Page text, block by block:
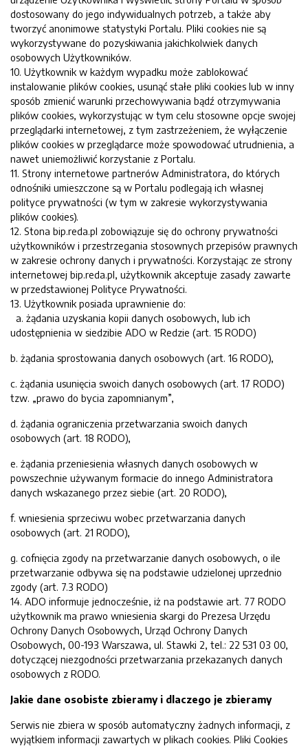
dostosowany do jego indywidualnych potrzeb, a także aby
tworzyć anonimowe statystyki Portalu. Pliki cookies nie są
wykorzystywane do pozyskiwania jakichkolwiek danych
osobowych Użytkowników.
10. Użytkownik w każdym wypadku może zablokować
instalowanie plików cookies, usunąć stałe pliki cookies lub w inny
sposób zmienić warunki przechowywania bądź otrzymywania
plików cookies, wykorzystując w tym celu stosowne opcje swojej
przeglądarki internetowej, z tym zastrzeżeniem, że wyłączenie
plików cookies w przeglądarce może spowodować utrudnienia, a
nawet uniemożliwić korzystanie z Portalu.
11. Strony internetowe partnerów Administratora, do których
odnośniki umieszczone są w Portalu podlegają ich własnej
polityce prywatności (w tym w zakresie wykorzystywania
plików cookies).
12. Stona bip.reda.pl zobowiązuje się do ochrony prywatności
użytkowników i przestrzegania stosownych przepisów prawnych
w zakresie ochrony danych i prywatności. Korzystając ze strony
internetowej bip.reda.pl, użytkownik akceptuje zasady zawarte
w przedstawionej Polityce Prywatności.
13. Użytkownik posiada uprawnienie do:
a. żądania uzyskania kopii danych osobowych, lub ich
udostępnienia w siedzibie ADO w Redzie (art. 15 RODO)
b. żądania sprostowania danych osobowych (art. 16 RODO),
c. żądania usunięcia swoich danych osobowych (art. 17 RODO)
tzw. „prawo do bycia zapomnianym”,
d. żądania ograniczenia przetwarzania swoich danych
osobowych (art. 18 RODO),
e. żądania przeniesienia własnych danych osobowych w
powszechnie używanym formacie do innego Administratora
danych wskazanego przez siebie (art. 20 RODO),
f. wniesienia sprzeciwu wobec przetwarzania danych
osobowych (art. 21 RODO),
g. cofnięcia zgody na przetwarzanie danych osobowych, o ile
przetwarzanie odbywa się na podstawie udzielonej uprzednio
zgody (art. 7.3 RODO)
14. ADO informuje jednocześnie, iż na podstawie art. 77 RODO
użytkownik ma prawo wniesienia skargi do Prezesa Urzędu
Ochrony Danych Osobowych, Urząd Ochrony Danych
Osobowych, 00-193 Warszawa, ul. Stawki 2, tel.: 22 531 03 00,
dotyczącej niezgodności przetwarzania przekazanych danych
osobowych z RODO.
Jakie dane osobiste zbieramy i dlaczego je zbieramy
Serwis nie zbiera w sposób automatyczny żadnych informacji, z
wyjątkiem informacji zawartych w plikach cookies. Pliki Cookies